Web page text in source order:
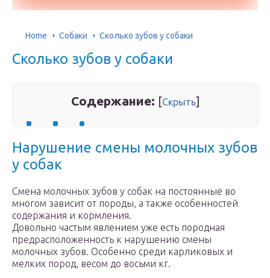
Home Собаки Сколько зубов у собаки
Сколько зубов у собаки
Содержание: [Скрыть]
Нарушение смены молочных зубов
у собак
Смена молочных зубов у собак на постоянные во
многом зависит от породы, а также особенностей
содержания и кормления.
Довольно частым явлением уже есть породная
предрасположенность к нарушению смены
молочных зубов. Особенно среди карликовых и
мелких пород, весом до восьми кг.